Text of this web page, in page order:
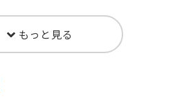
もっと見る